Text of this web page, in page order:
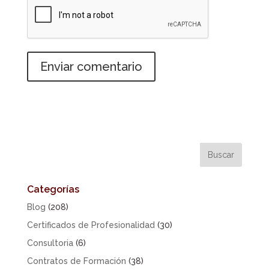
Categorías
Blog (208)
Certificados de Profesionalidad (30)
Consultoria(6)
Contratos de Formación (38)